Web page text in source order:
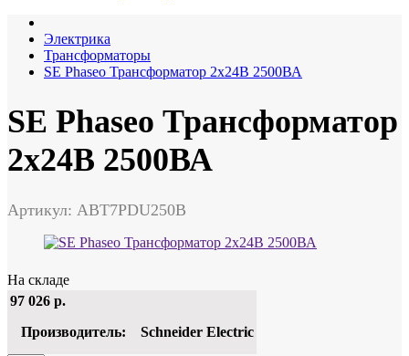
Электрика
Трансформаторы
SE Phaseo Трансформатор 2x24В 2500ВА
SE Phaseo Трансформатор
2x24В 2500ВА
Артикул: ABT7PDU250B
На складе
97 026 р.
Производитель:
Schneider Electric